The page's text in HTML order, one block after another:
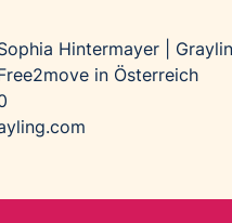
Hintermayer |
in Österreich